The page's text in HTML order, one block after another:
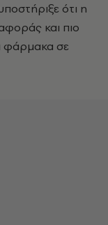
ότι η
και πιο
φάρμακα σε